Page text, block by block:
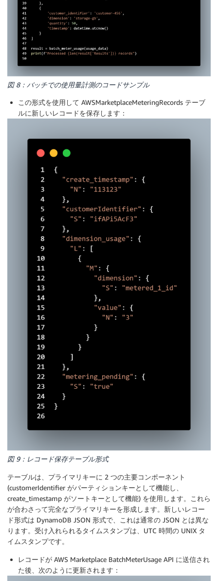
図 8：バッチでの使用量計測のコードサンプル
この形式を使用して AWSMarketplaceMeteringRecords テーブ
ルに新しいレコードを保存します：
図 9：レコード保存テーブル形式
テーブルは、プライマリキーに 2 つの主要コンポーネント
(customerIdentifier がパーティションキーとして機能し、
create_timestamp がソートキーとして機能) を使用します。これら
が合わさって完全なプライマリキーを形成します。新しいレコー
ド形式は DynamoDB JSON 形式で、これは通常の JSON とは異な
ります。受け入れられるタイムスタンプは、UTC 時間の UNIX タ
イムスタンプです。
レコードが AWS Marketplace BatchMeterUsage API に送信され
た後、次のように更新されます：